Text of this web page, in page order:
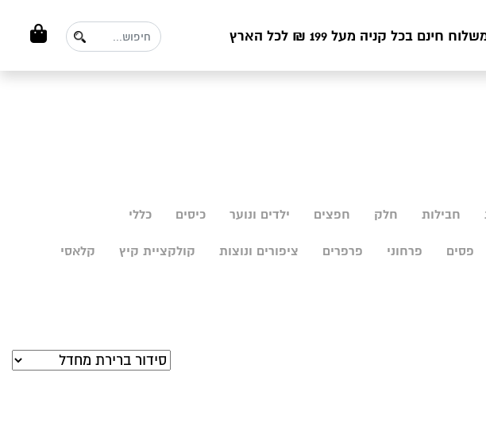
חינם בכל קניה מעל 199 ₪ לכל הארץ
חבילות חלק חפצים ילדים ונוער כיסים כללי
פסים פרחוני פרפרים ציפורים ונוצות קולקציית קיץ קלאסי